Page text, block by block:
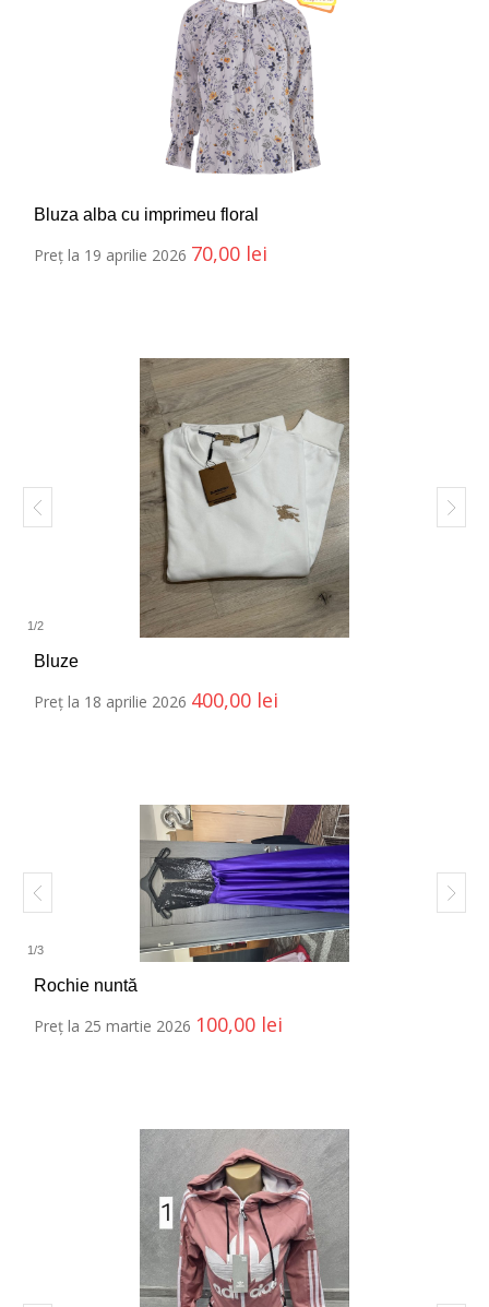
Bluza alba cu imprimeu floral
Preț la 19 aprilie 2026 70,00 lei
1/2
Bluze
Preț la 18 aprilie 2026 400,00 lei
1/3
Rochie nuntă
Preț la 25 martie 2026 100,00 lei